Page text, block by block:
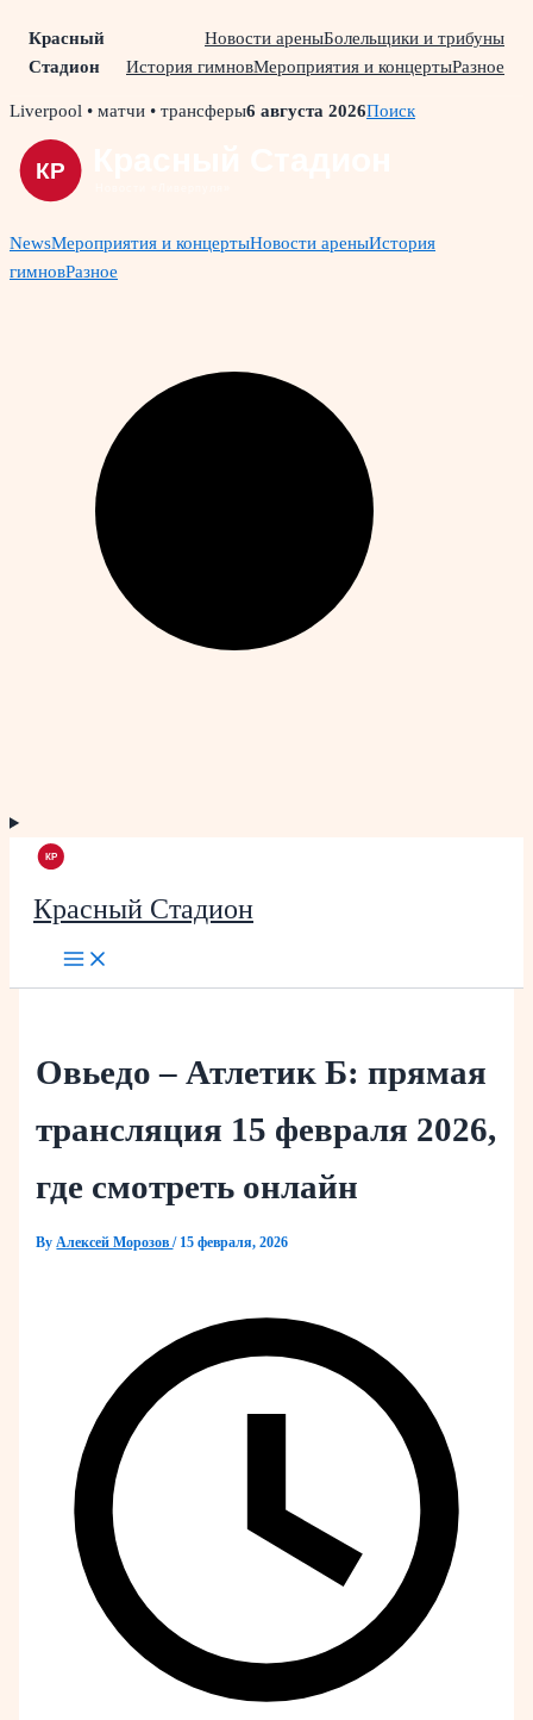
Красный
Стадион
Новости ареныБолельщики и трибуны
История гимновМероприятия и концертыРазное
Skip
content
Liverpool • матчи • трансферы6 августа 2026Поиск
NewsМероприятия и концертыНовости ареныИстория
гимновРазное
Красный Стадион
Овьедо – Атлетик Б: прямая
трансляция 15 февраля 2026,
где смотреть онлайн
ByАлексей Морозов/ 15 февраля, 2026